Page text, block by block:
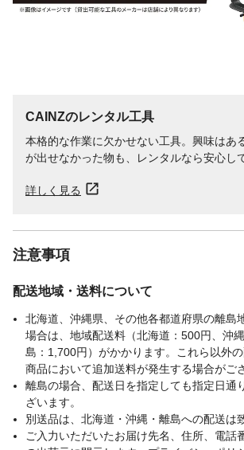
CAINZのレンタル工具
本格的な作業に欠かせない工具。興味はあ
が出せなかった物も、レンタルなら安心し
詳しく見る
注意事項
配送地域・送料について
北海道、沖縄県、その他各都道府県の離島
場合は、地域配送料（北海道：500円、沖
島：1,700円）がかかります。これら以外
商品において追加送料が発生する場合がご
離島の場合、配送日を指定しても指定日通
ざいます。
別送品は、北海道・沖縄・離島への配送は
ご入力いただいたお届け先名、住所、電話